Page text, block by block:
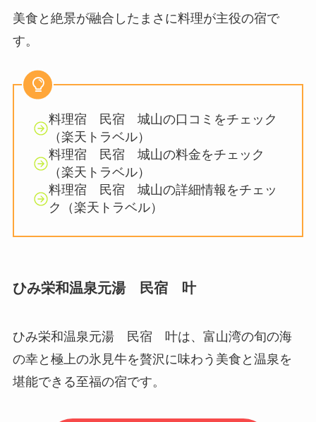
美食と絶景が融合したまさに料理が主役の宿で
す。
料理宿 民宿 城山の口コミをチェック
（楽天トラベル）
料理宿 民宿 城山の料金をチェック
（楽天トラベル）
料理宿 民宿 城山の詳細情報をチェッ
ク（楽天トラベル）
ひみ栄和温泉元湯 民宿 叶
ひみ栄和温泉元湯 民宿 叶は、富山湾の旬の海
の幸と極上の氷見牛を贅沢に味わう美食と温泉を
堪能できる至福の宿です。